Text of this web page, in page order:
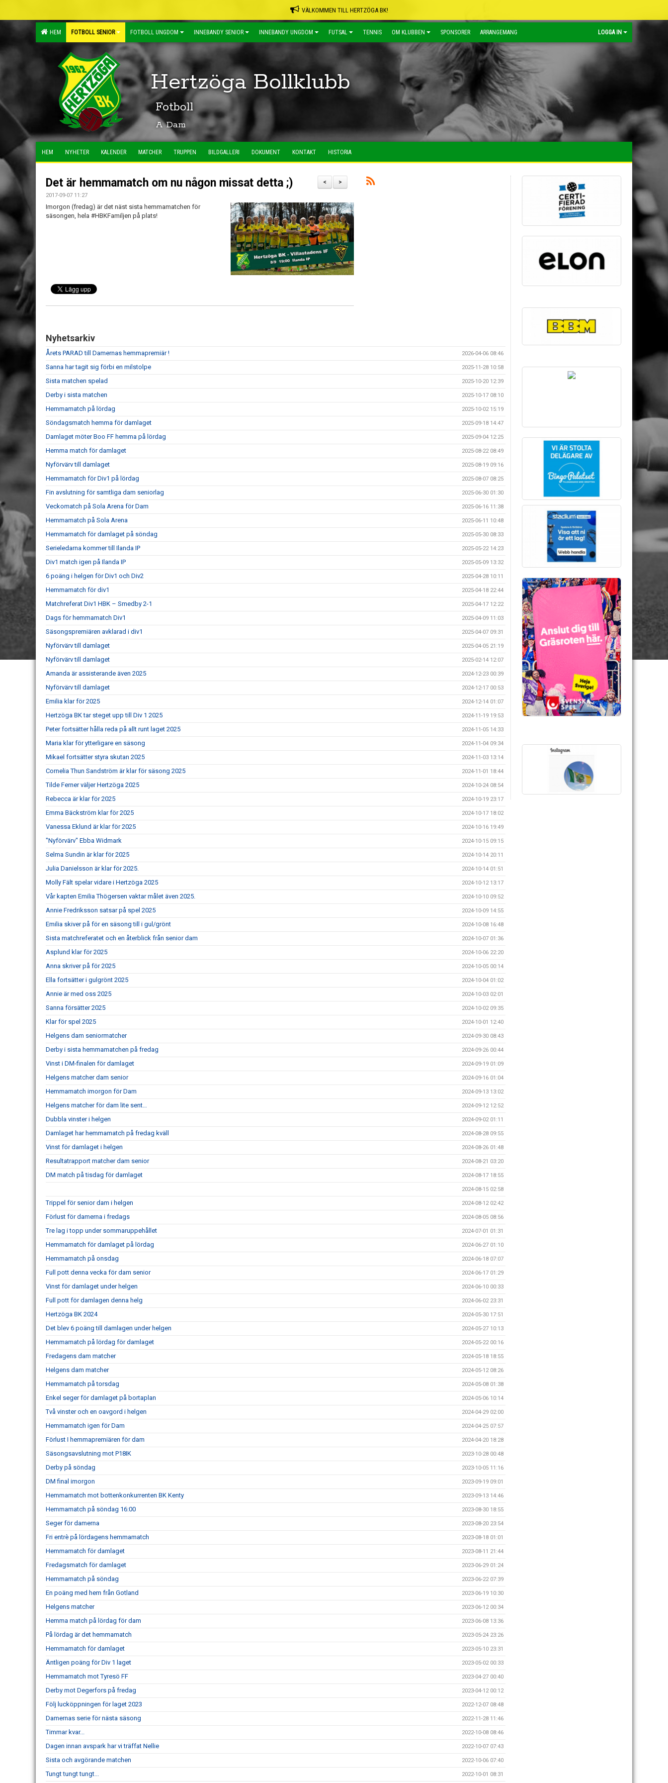
VÄLKOMMEN TILL HERTZÖGA BK!
HEM FOTBOLL SENIOR FOTBOLL UNGDOM INNEBANDY SENIOR INNEBANDY UNGDOM FUTSAL TENNIS OM KLUBBEN SPONSORER ARRANGEMANG LOGGA IN
Hertzöga Bollklubb
Fotboll
A Dam
HEM NYHETER KALENDER MATCHER TRUPPEN BILDGALLERI DOKUMENT KONTAKT HISTORIA
>
<
Det är hemmamatch om nu någon missat detta ;)
2017-09-07 11:27
Imorgon (fredag) är det näst sista hemmamatchen för
säsongen, hela #HBKFamiljen på plats!
Nyhetsarkiv
Årets PARAD till Damernas hemmapremiär ! 2026-04-06 08:46
Sanna har tagit sig förbi en milstolpe 2025-11-28 10:58
Sista matchen spelad 2025-10-20 12:39
Derby i sista matchen 2025-10-17 08:10
Hemmamatch på lördag 2025-10-02 15:19
Söndagsmatch hemma för damlaget 2025-09-18 14:47
Damlaget möter Boo FF hemma på lördag 2025-09-04 12:25
Hemma match för damlaget 2025-08-22 08:49
Nyförvärv till damlaget 2025-08-19 09:16
Hemmamatch för Div1 på lördag 2025-08-07 08:25
Fin avslutning för samtliga dam seniorlag 2025-06-30 01:30
Veckomatch på Sola Arena för Dam 2025-06-16 11:38
Hemmamatch på Sola Arena 2025-06-11 10:48
Hemmamatch för damlaget på söndag 2025-05-30 08:33
Serieledarna kommer till Ilanda IP 2025-05-22 14:23
Div1 match igen på Ilanda IP 2025-05-09 13:32
6 poäng i helgen för Div1 och Div2 2025-04-28 10:11
Hemmamatch för div1 2025-04-18 22:44
Matchreferat Div1 HBK – Smedby 2-1 2025-04-17 12:22
Dags för hemmamatch Div1 2025-04-09 11:03
Säsongspremiären avklarad i div1 2025-04-07 09:31
Nyförvärv till damlaget 2025-04-05 21:19
Nyförvärv till damlaget 2025-02-14 12:07
Amanda är assisterande även 2025 2024-12-23 00:39
Nyförvärv till damlaget 2024-12-17 00:53
Emilia klar för 2025 2024-12-14 01:07
Hertzöga BK tar steget upp till Div 1 2025 2024-11-19 19:53
Peter fortsätter hålla reda på allt runt laget 2025 2024-11-05 14:33
Maria klar för ytterligare en säsong 2024-11-04 09:34
Mikael fortsätter styra skutan 2025 2024-11-03 13:14
Cornelia Thun Sandström är klar för säsong 2025 2024-11-01 18:44
Tilde Ferner väljer Hertzöga 2025 2024-10-24 08:54
Rebecca är klar för 2025 2024-10-19 23:17
Emma Bäckström klar för 2025 2024-10-17 18:02
Vanessa Eklund är klar för 2025 2024-10-16 19:49
"Nyförvärv" Ebba Widmark 2024-10-15 09:15
Selma Sundin är klar för 2025 2024-10-14 20:11
Julia Danielsson är klar för 2025. 2024-10-14 01:51
Molly Fält spelar vidare i Hertzöga 2025 2024-10-12 13:17
Vår kapten Emilia Thögersen vaktar målet även 2025. 2024-10-10 09:52
Annie Fredriksson satsar på spel 2025 2024-10-09 14:55
Emilia skiver på för en säsong till i gul/grönt 2024-10-08 16:48
Sista matchreferatet och en återblick från senior dam 2024-10-07 01:36
Asplund klar för 2025 2024-10-06 22:20
Anna skriver på för 2025 2024-10-05 00:14
Ella fortsätter i gulgrönt 2025 2024-10-04 01:02
Annie är med oss 2025 2024-10-03 02:01
Sanna försätter 2025 2024-10-02 09:35
Klar för spel 2025 2024-10-01 12:40
Helgens dam seniormatcher 2024-09-30 08:43
Derby i sista hemmamatchen på fredag 2024-09-26 00:44
Vinst i DM-finalen för damlaget 2024-09-19 01:09
Helgens matcher dam senior 2024-09-16 01:04
Hemmamatch imorgon för Dam 2024-09-13 13:02
Helgens matcher för dam lite sent… 2024-09-12 12:52
Dubbla vinster i helgen 2024-09-02 01:11
Damlaget har hemmamatch på fredag kväll 2024-08-28 09:55
Vinst för damlaget i helgen 2024-08-26 01:48
Resultatrapport matcher dam senior 2024-08-21 03:20
DM match på tisdag för damlaget 2024-08-17 18:55
2024-08-15 02:58
Trippel för senior dam i helgen 2024-08-12 02:42
Förlust för damerna i fredags 2024-08-05 08:56
Tre lag i topp under sommaruppehållet 2024-07-01 01:31
Hemmamatch för damlaget på lördag 2024-06-27 01:10
Hemmamatch på onsdag 2024-06-18 07:07
Full pott denna vecka för dam senior 2024-06-17 01:29
Vinst för damlaget under helgen 2024-06-10 00:33
Full pott för damlagen denna helg 2024-06-02 23:31
Hertzöga BK 2024 2024-05-30 17:51
Det blev 6 poäng till damlagen under helgen 2024-05-27 10:13
Hemmamatch på lördag för damlaget 2024-05-22 00:16
Fredagens dam matcher 2024-05-18 18:55
Helgens dam matcher 2024-05-12 08:26
Hemmamatch på torsdag 2024-05-08 01:38
Enkel seger för damlaget på bortaplan 2024-05-06 10:14
Två vinster och en oavgord i helgen 2024-04-29 02:00
Hemmamatch igen för Dam 2024-04-25 07:57
Förlust I hemmapremiären för dam 2024-04-20 18:28
Säsongsavslutning mot P18IK 2023-10-28 00:48
Derby på söndag 2023-10-05 11:16
DM final imorgon 2023-09-19 09:01
Hemmamatch mot bottenkonkurrenten BK Kenty 2023-09-13 14:46
Hemmamatch på söndag 16:00 2023-08-30 18:55
Seger för damerna 2023-08-20 23:54
Fri entrè på lördagens hemmamatch 2023-08-18 01:01
Hemmamatch för damlaget 2023-08-11 21:44
Fredagsmatch för damlaget 2023-06-29 01:24
Hemmamatch på söndag 2023-06-22 07:39
En poäng med hem från Gotland 2023-06-19 10:30
Helgens matcher 2023-06-12 00:34
Hemma match på lördag för dam 2023-06-08 13:36
På lördag är det hemmamatch 2023-05-24 23:26
Hemmamatch för damlaget 2023-05-10 23:31
Äntligen poäng för Div 1 laget 2023-05-02 00:33
Hemmamatch mot Tyresö FF 2023-04-27 00:40
Derby mot Degerfors på fredag 2023-04-12 00:12
Följ lucköppningen för laget 2023 2022-12-07 08:48
Damernas serie för nästa säsong 2022-11-28 11:46
Timmar kvar... 2022-10-08 08:46
Dagen innan avspark har vi träffat Nellie 2022-10-07 07:43
Sista och avgörande matchen 2022-10-06 07:40
Tungt tungt tungt... 2022-10-01 08:31